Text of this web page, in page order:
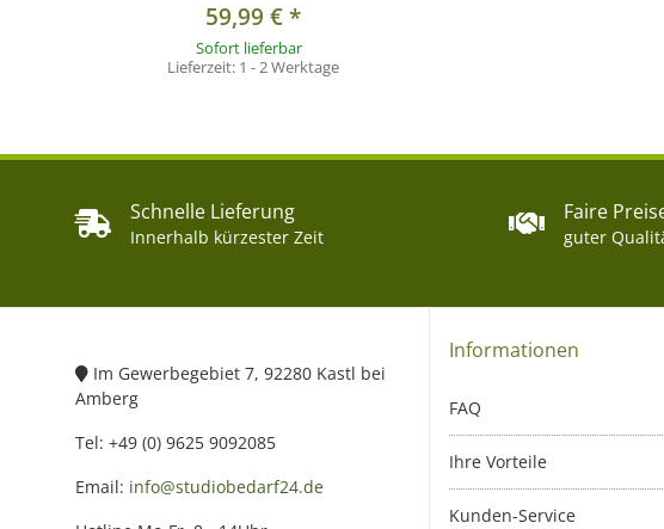
59,99 €*
Sofort lieferbar
Lieferzeit: 1 - 2 Werktage
Schnelle Lieferung
Innerhalb kürzester Zeit
Faire
guter
Im Gewerbegebiet 7, 92280 Kastl bei
Amberg
Tel: +49 (0) 9625 9092085
Email: info@studiobedarf24.de
Informationen
FAQ
Ihre Vorteile
Kunden-Service